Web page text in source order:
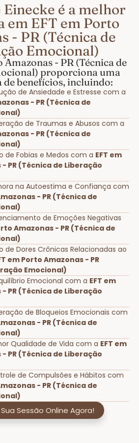
é a melhor
em EFT em Porto
- PR (Técnica de
Emocional)
Amazonas - PR (Técnica de
proporciona uma
de benefícios, incluindo:
de Ansiedade e Estresse com a
- PR (Técnica de
de Traumas e Abusos com a
- PR (Técnica de
de Fobias e Medos com a EFT em
PR (Técnica de Liberação
na Autoestima e Confiança com
- PR (Técnica de
de Emoções Negativas
Amazonas - PR (Técnica de
de Dores Crônicas Relacionadas ao
em Porto Amazonas - PR
Emocional)
Emocional com a EFT em
PR (Técnica de Liberação
de Bloqueios Emocionais com
- PR (Técnica de
Qualidade de Vida com a EFT em
PR (Técnica de Liberação
de Compulsões e Hábitos com
- PR (Técnica de
Sessão Online Agora!